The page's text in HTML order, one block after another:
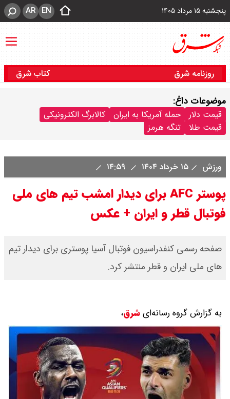
پنجشنبه ۱۵ مرداد ۱۴۰۵ EN
AR
روزنامه شرق کتاب شرق
موضوعات داغ:
قیمت دلار حمله آمریکا به ایران
کالابرگ الکترونیکی
قیمت طلا
تنگه هرمز
ورزش ۱۵ خرداد ۱۴۰۴
پوستر AFC برای دیدار امشب تیم های ملی
فوتبال قطر و ایران + عکس
صفحه رسمی کنفدراسیون فوتبال آسیا پوستری برای دیدار تیم
های ملی ایران و قطر منتشر کرد.
به گزارش گروه رسانه‌ایشرق،